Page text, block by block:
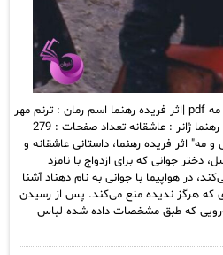
دانلود رمان ترنم مهر در فصل آبی و مه pdf |اثر فریده رهنما اسم رمان : ترنم مهر
در فصل آبی و مه نویسنده : فریده رهنما ژانر : عاشقانه تعداد صفحات : 279
مه" اثر فریده رهنما، داستانی عاشقانه و
جوانی که برای ازدواج با نامزد
در هواپیما با جوانی به نام دهناد آشنا
که هرگز ندیده منع می‌کند. پس از رسیدن
که طبق مشخصات داده شده لباس